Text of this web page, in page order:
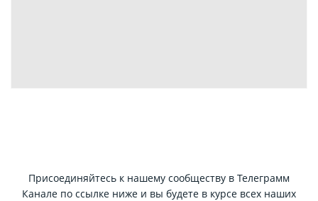
Присоединяйтесь к нашему сообществу в Телеграмм
Канале по ссылке ниже и вы будете в курсе всех наших